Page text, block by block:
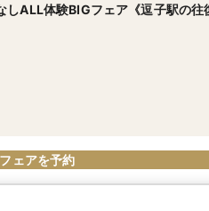
しALL体験BIGフェア《逗子駅の往
フェアを予約